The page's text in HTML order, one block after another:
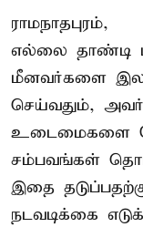
ராமநாதபுரம்,
எல்லை தாண்டி
மீனவர்களை
செய்வதும்,
உடைமைகளை
சம்பவங்கள்
இதை
நடவடிக்கை